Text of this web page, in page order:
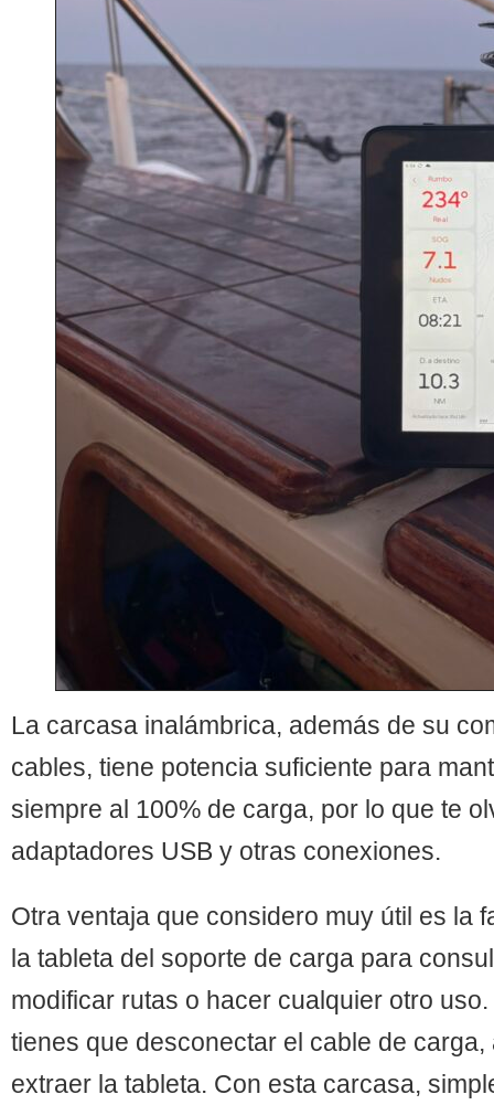
La carcasa inalámbrica, además de su
cables, tiene potencia suficiente para
siempre al 100% de carga, por lo que te
adaptadores USB y otras conexiones.
Otra ventaja que considero muy útil es la
la tableta del soporte de carga para
modificar rutas o hacer cualquier otro
tienes que desconectar el cable de
extraer la tableta. Con esta carcasa,